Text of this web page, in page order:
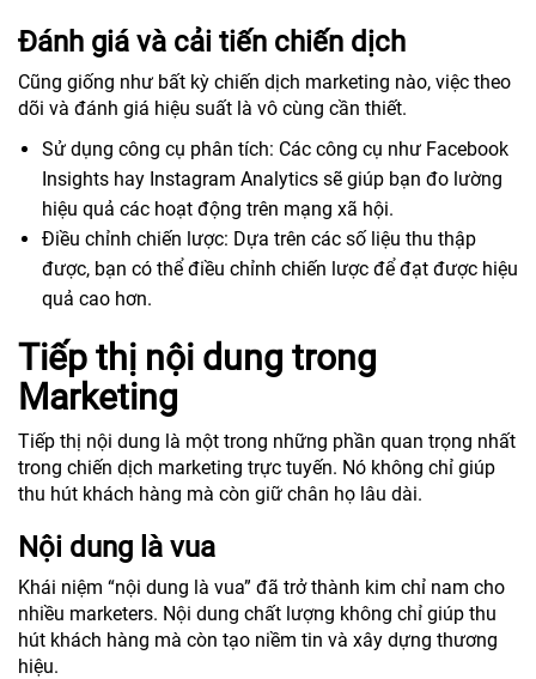
Đánh giá và cải tiến chiến dịch
Cũng giống như bất kỳ chiến dịch marketing nào, việc theo
dõi và đánh giá hiệu suất là vô cùng cần thiết.
Sử dụng công cụ phân tích: Các công cụ như Facebook
Insights hay Instagram Analytics sẽ giúp bạn đo lường
hiệu quả các hoạt động trên mạng xã hội.
Điều chỉnh chiến lược: Dựa trên các số liệu thu thập
được, bạn có thể điều chỉnh chiến lược để đạt được hiệu
quả cao hơn.
Tiếp thị nội dung trong
Marketing
Tiếp thị nội dung là một trong những phần quan trọng nhất
trong chiến dịch marketing trực tuyến. Nó không chỉ giúp
thu hút khách hàng mà còn giữ chân họ lâu dài.
Nội dung là vua
Khái niệm “nội dung là vua” đã trở thành kim chỉ nam cho
nhiều marketers. Nội dung chất lượng không chỉ giúp thu
hút khách hàng mà còn tạo niềm tin và xây dựng thương
hiệu.